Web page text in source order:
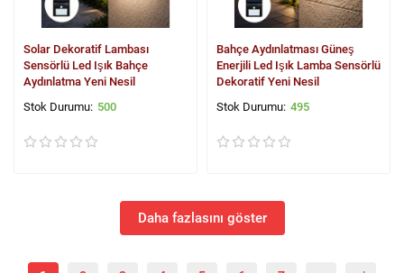
Solar Dekoratif Lambası
Sensörlü Led Işık Bahçe
Aydınlatma Yeni Nesil
500
Bahçe Aydınlatması Güneş
Enerjili Led Işık Lamba Sensörlü
Dekoratif Yeni Nesil
495
Daha fazlasını göster